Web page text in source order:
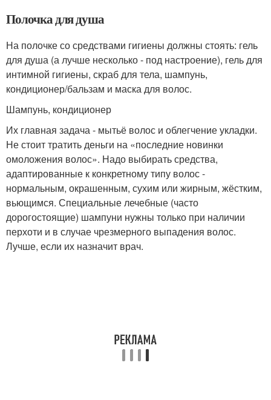
Полочка для душа
На полочке со средствами гигиены должны стоять: гель
для душа (а лучше несколько - под настроение), гель для
интимной гигиены, скраб для тела, шампунь,
кондиционер/бальзам и маска для волос.
Шампунь, кондиционер
Их главная задача - мытьё волос и облегчение укладки.
Не стоит тратить деньги на «последние новинки
омоложения волос». Надо выбирать средства,
адаптированные к конкретному типу волос -
нормальным, окрашенным, сухим или жирным, жёстким,
вьющимся. Специальные лечебные (часто
дорогостоящие) шампуни нужны только при наличии
перхоти и в случае чрезмерного выпадения волос.
Лучше, если их назначит врач.